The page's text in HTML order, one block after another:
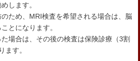
します。
ため、MRI検査を希望される場合は、脳
とになります。
場合は、その後の検査は保険診療（3割
ます。